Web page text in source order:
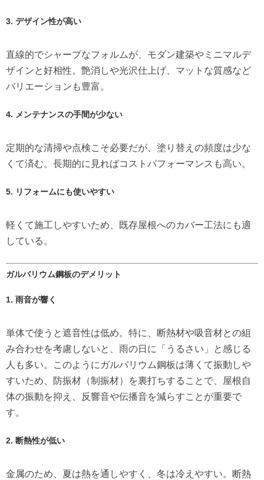
3. デザイン性が高い
直線的でシャープなフォルムが、モダン建築やミニマルデ
ザインと好相性。艶消しや光沢仕上げ、マットな質感など
バリエーションも豊富。
4. メンテナンスの手間が少ない
定期的な清掃や点検こそ必要だが、塗り替えの頻度は少な
くて済む。長期的に見ればコストパフォーマンスも高い。
5. リフォームにも使いやすい
軽くて施工しやすいため、既存屋根へのカバー工法にも適
している。
ガルバリウム鋼板のデメリット
1. 雨音が響く
単体で使うと遮音性は低め。特に、断熱材や吸音材との組
み合わせを考慮しないと、雨の日に「うるさい」と感じる
人も多い。このようにガルバリウム鋼板は薄くて振動しや
すいため、防振材（制振材）を裏打ちすることで、屋根自
体の振動を抑え、反響音や伝播音を減らすことが重要で
す。
2. 断熱性が低い
金属のため、夏は熱を通しやすく、冬は冷えやすい。断熱